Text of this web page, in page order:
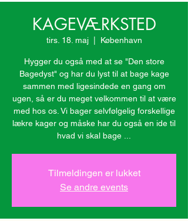
KAGEVÆRKSTED
tirs. 18. maj
  |
København
Hygger du også med at se "Den store
Bagedyst" og har du lyst til at bage kage
sammen med ligesindede en gang om
ugen, så er du meget velkommen til at være
med hos os. Vi bager selvfølgelig forskellige
lækre kager og måske har du også en ide til
hvad vi skal bage ...
Tilmeldingen er lukket
Se andre events